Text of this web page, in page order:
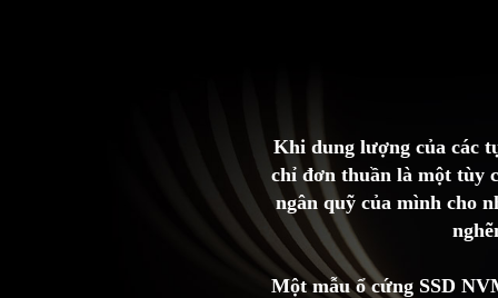
Khi dung lượng của các
chỉ đơn thuần là một tùy
ngân quỹ của mình cho
Một mẫu ổ cứng SSD